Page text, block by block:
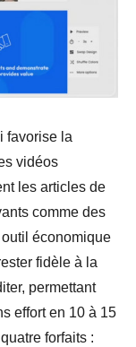
favorise la
vidéos
les articles de
comme des
économique
fidèle à la
permettant
effort en 10 à 15
forfaits :